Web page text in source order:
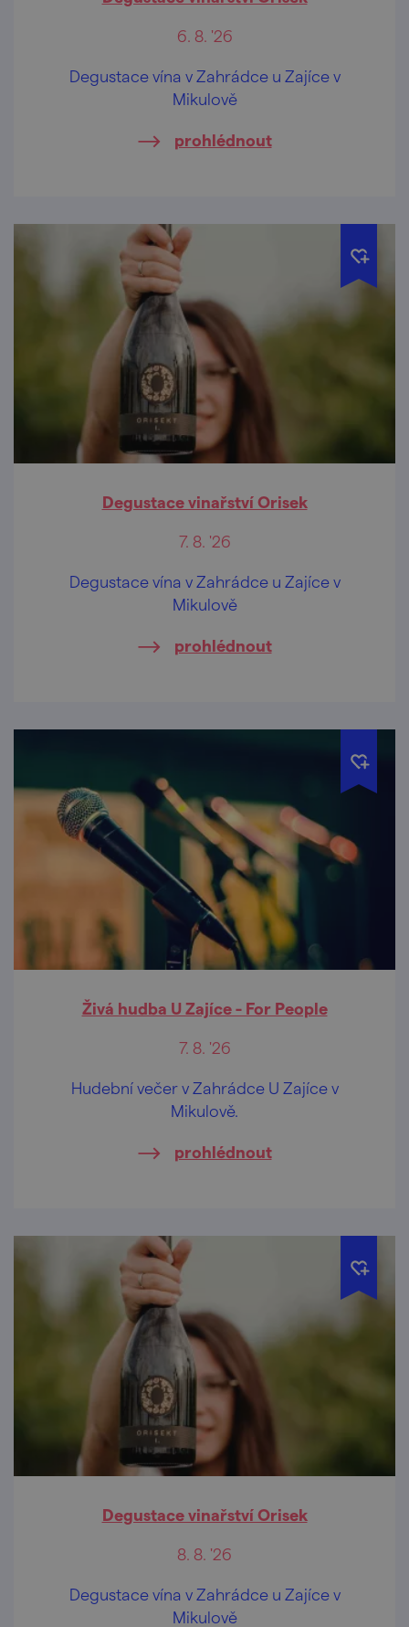
6. 8. '26
Degustace vína v Zahrádce u Zajíce v
Mikulově
prohlédnout
Degustace vinařství Orisek
7. 8. '26
Degustace vína v Zahrádce u Zajíce v
Mikulově
prohlédnout
Živá hudba U Zajíce - For People
7. 8. '26
Hudební večer v Zahrádce U Zajíce v
Mikulově.
prohlédnout
Degustace vinařství Orisek
8. 8. '26
Degustace vína v Zahrádce u Zajíce v
Mikulově